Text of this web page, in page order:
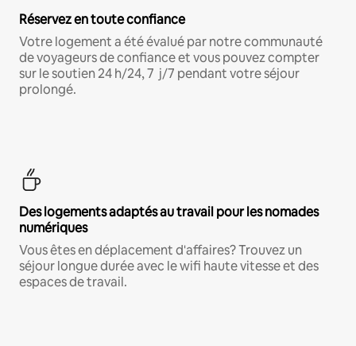
Réservez en toute confiance
Votre logement a été évalué par notre communauté
de voyageurs de confiance et vous pouvez compter
sur le soutien 24 h/24, 7 j/7 pendant votre séjour
prolongé.
Des logements adaptés au travail pour les nomades
numériques
Vous êtes en déplacement d'affaires? Trouvez un
séjour longue durée avec le wifi haute vitesse et des
espaces de travail.